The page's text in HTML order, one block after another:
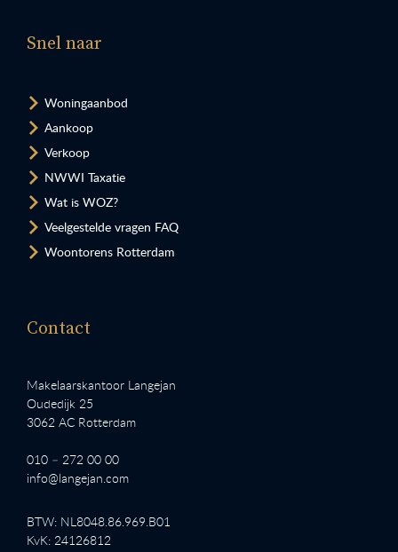
Snel naar
Woningaanbod
Aankoop
Verkoop
NWWI Taxatie
Wat is WOZ?
Veelgestelde vragen FAQ
Woontorens Rotterdam
Contact
Makelaarskantoor Langejan
Oudedijk 25
3062 AC Rotterdam
010 – 272 00 00
info@langejan.com
BTW: NL8048.86.969.B01
KvK: 24126812